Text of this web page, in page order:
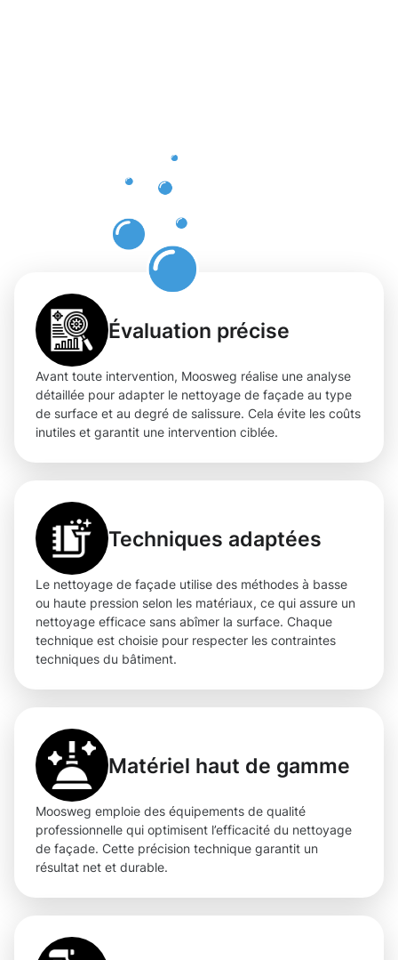
Évaluation précise
Avant toute intervention, Moosweg réalise une analyse
détaillée pour adapter le nettoyage de façade au type
de surface et au degré de salissure. Cela évite les coûts
inutiles et garantit une intervention ciblée.
Techniques adaptées
Le nettoyage de façade utilise des méthodes à basse
ou haute pression selon les matériaux, ce qui assure un
nettoyage efficace sans abîmer la surface. Chaque
technique est choisie pour respecter les contraintes
techniques du bâtiment.
Matériel haut de gamme
Moosweg emploie des équipements de qualité
professionnelle qui optimisent l’efficacité du nettoyage
de façade. Cette précision technique garantit un
résultat net et durable.